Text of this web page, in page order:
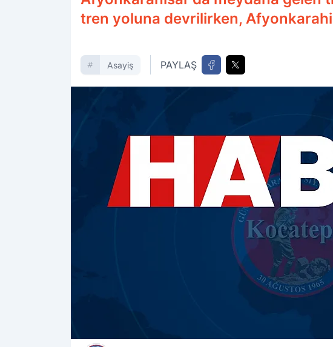
tren yoluna devrilirken,
Asayiş PAYLAŞ